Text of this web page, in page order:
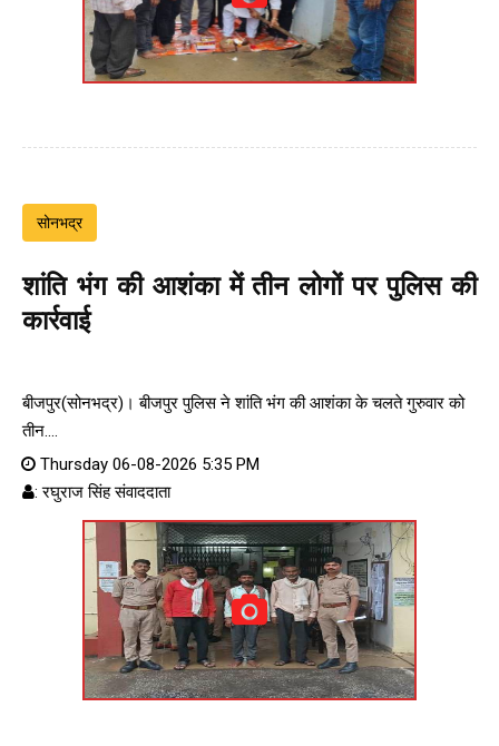
सोनभद्र
शांति भंग की आशंका में तीन लोगों पर पुलिस की
कार्रवाई
बीजपुर(सोनभद्र)। बीजपुर पुलिस ने शांति भंग की आशंका के चलते गुरुवार को
तीन....
Thursday 06-08-2026 5:35 PM
: रघुराज सिंह संवाददाता